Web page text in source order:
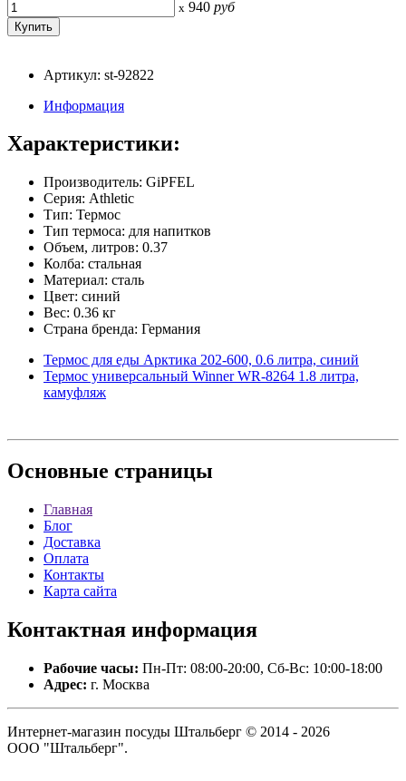
x 940 руб
Артикул: st-92822
Информация
Характеристики:
Производитель: GiPFEL
Серия: Athletic
Тип: Термос
Тип термоса: для напитков
Объем, литров: 0.37
Колба: стальная
Материал: сталь
Цвет: синий
Вес: 0.36 кг
Страна бренда: Германия
Термос для еды Арктика 202-600, 0.6 литра, синий
Термос универсальный Winner WR-8264 1.8 литра,
камуфляж
Основные страницы
Главная
Блог
Доставка
Оплата
Контакты
Карта сайта
Контактная информация
Рабочие часы: Пн-Пт: 08:00-20:00, Сб-Вс: 10:00-18:00
Адрес: г. Москва
Интернет-магазин посуды Штальберг © 2014 - 2026
ООО "Штальберг".